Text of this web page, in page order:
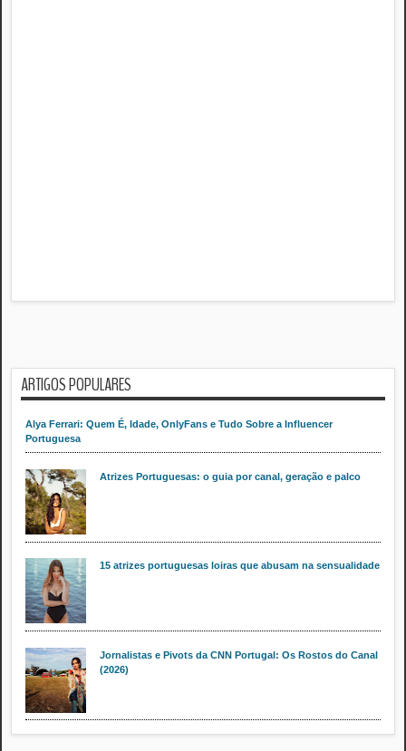
ARTIGOS POPULARES
Alya Ferrari: Quem É, Idade, OnlyFans e Tudo Sobre a Influencer
Portuguesa
Atrizes Portuguesas: o guia por canal, geração e palco
15 atrizes portuguesas loiras que abusam na sensualidade
Jornalistas e Pivots da CNN Portugal: Os Rostos do Canal
(2026)